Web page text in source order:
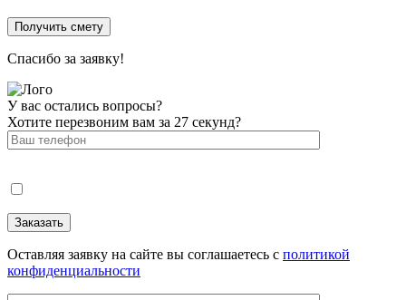
Спасибо за заявку!
У вас остались вопросы?
Хотите перезвоним вам за 27 секунд?
Оставляя заявку на сайте вы соглашаетесь с политикой
конфиденциальности